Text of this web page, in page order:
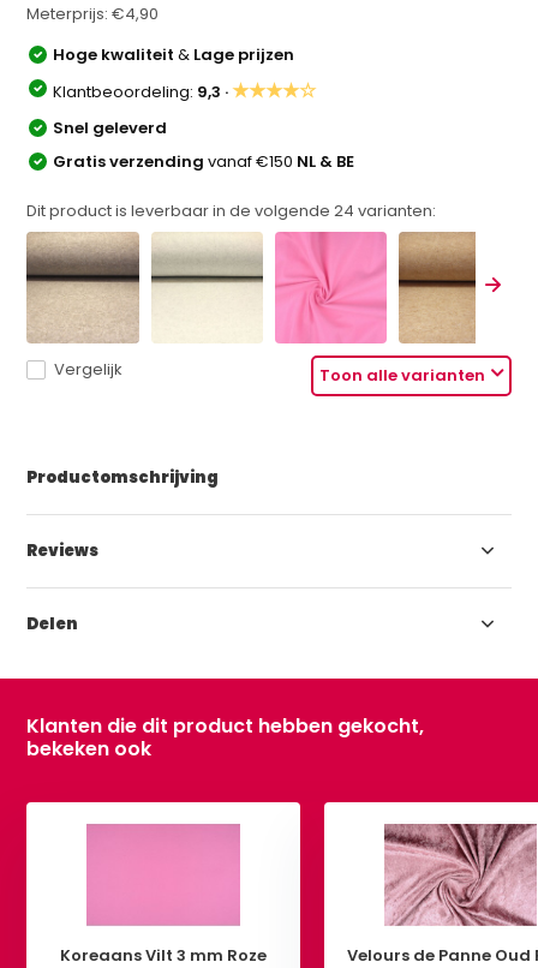
Meterprijs:€4,90
Hoge kwaliteit& Lage prijzen
Klantbeoordeling: 9,3 ·★★★★☆
Snel geleverd
Gratis verzendingvanaf €150 NL & BE
Dit product is leverbaar in de volgende24 varianten:
Toon alle varianten
Vergelijk
Productomschrijving
Reviews
Delen
Klanten die dit product hebben gekocht,
bekeken ook
Koreaans Vilt 3 mm Roze Velours de Panne Oud